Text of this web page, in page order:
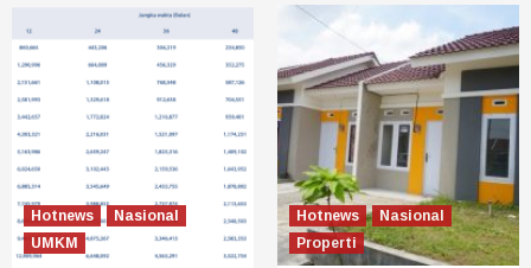
Hotnews
Nasional
UMKM
Hotnews
Nasional
Properti